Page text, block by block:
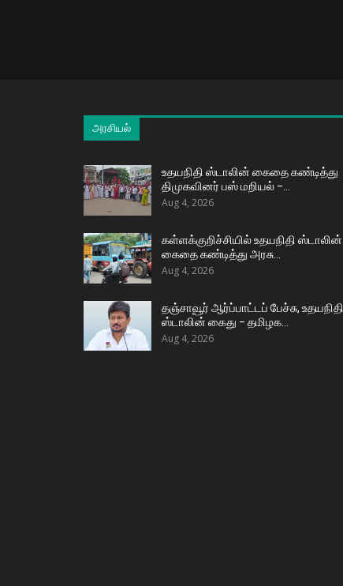
அரசியல்
உதயநிதி ஸ்டாலின் கைதை கண்டித்து
திமுகவினர் பஸ் மறியல் –…
Aug 4, 2026
கள்ளக்குறிச்சியில் உதயநிதி ஸ்டாலின்
கைதை கண்டித்து அரசு…
Aug 4, 2026
தஞ்சாவூர் ஆர்ப்பாட்டப் பேச்சு, உதயநிதி
ஸ்டாலின் கைது – தமிழக…
Aug 4, 2026